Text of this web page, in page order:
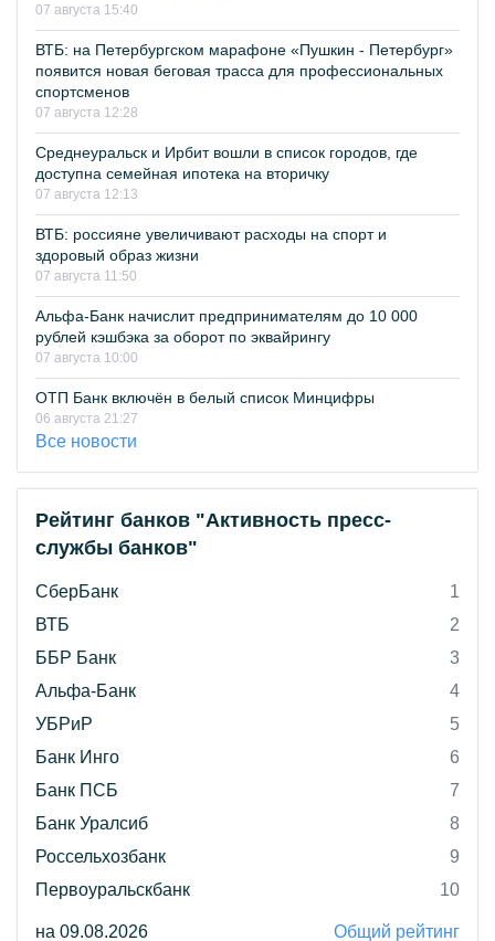
07 августа 15:40
ВТБ: на Петербургском марафоне «Пушкин - Петербург»
появится новая беговая трасса для профессиональных
спортсменов
07 августа 12:28
Среднеуральск и Ирбит вошли в список городов, где
доступна семейная ипотека на вторичку
07 августа 12:13
ВТБ: россияне увеличивают расходы на спорт и
здоровый образ жизни
07 августа 11:50
Альфа-Банк начислит предпринимателям до 10 000
рублей кэшбэка за оборот по эквайрингу
07 августа 10:00
ОТП Банк включён в белый список Минцифры
06 августа 21:27
Все новости
Рейтинг банков "Активность пресс-
службы банков"
СберБанк
1
ВТБ
2
ББР Банк
3
Альфа-Банк
4
УБРиР
5
Банк Инго
6
Банк ПСБ
7
Банк Уралсиб
8
Россельхозбанк
9
Первоуральскбанк
10
на 09.08.2026 Общий рейтинг